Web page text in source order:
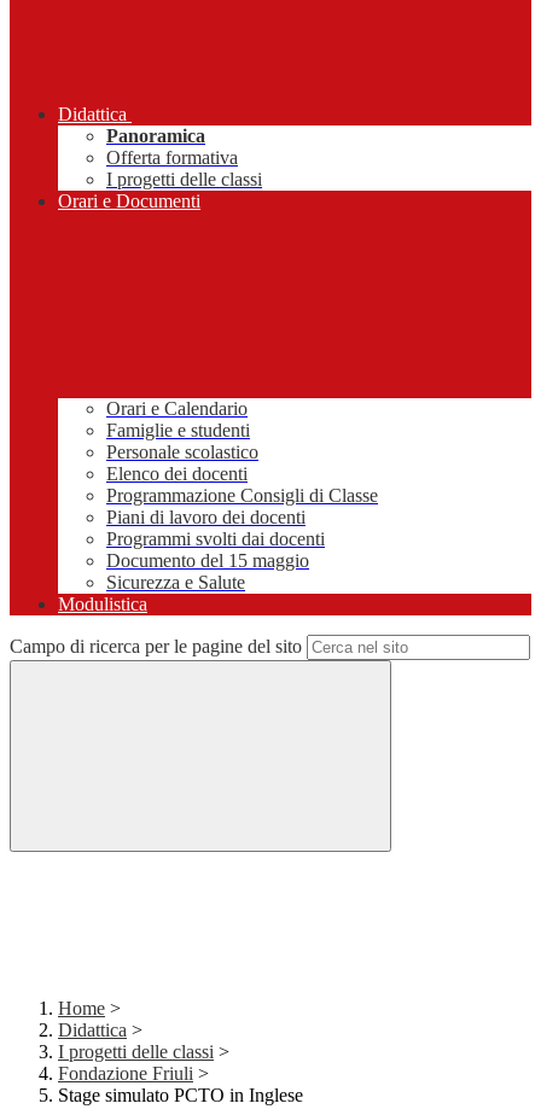
Didattica
Panoramica
Offerta formativa
I progetti delle classi
Orari e Documenti
Orari e Calendario
Famiglie e studenti
Personale scolastico
Elenco dei docenti
Programmazione Consigli di Classe
Piani di lavoro dei docenti
Programmi svolti dai docenti
Documento del 15 maggio
Sicurezza e Salute
Modulistica
Campo di ricerca per le pagine del sito
Home >
Didattica >
I progetti delle classi >
Fondazione Friuli >
Stage simulato PCTO in Inglese